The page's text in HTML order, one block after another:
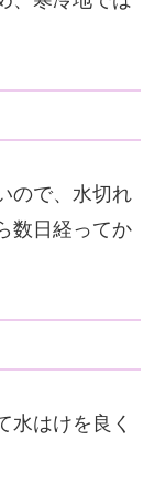
ので、水切れ
数日経ってか
水はけを良く